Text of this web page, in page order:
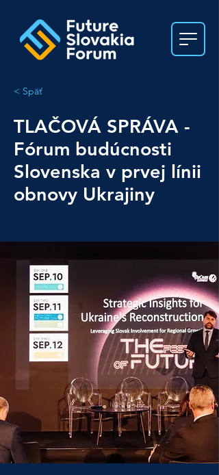
< Späť
TLAČOVÁ SPRÁVA -
Fórum budúcnosti
Slovenska v prvej línii
obnovy Ukrajiny